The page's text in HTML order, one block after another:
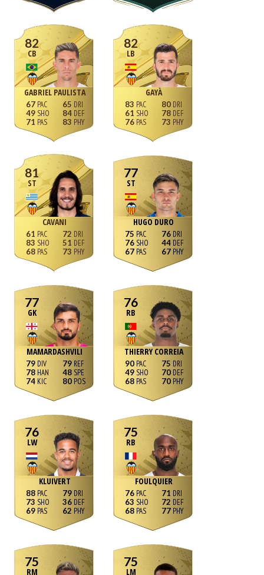
82
CB
GABRIEL PAULISTA
67
49
71
65
84
83
82
LB
GAYÀ
83
61
76
80
78
73
81
ST
CAVANI
61
83
68
72
51
73
77
ST
HUGO DURO
75
76
67
76
44
67
77
GK
MAMARDASHVILI
79
78
74
79
48
80
76
RB
THIERRY CORREIA
90
49
68
75
70
70
76
LW
KLUIVERT
88
73
69
79
36
62
75
RB
FOULQUIER
76
63
68
71
72
77
75
RM
75
LM